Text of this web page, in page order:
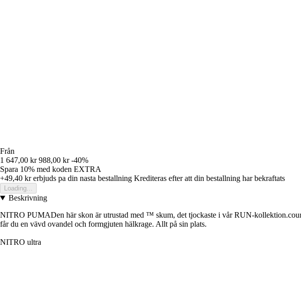
Från
1 647,00 kr 988,00 kr -40%
Spara 10% med koden EXTRA
+49,40 krerbjuds pa din nasta bestallning Krediteras efter att din bestallning har bekraftats
Loading...
Beskrivning
NITRO PUMADen här skon är utrustad med ™ skum, det tjockaste i vår RUN-
får du en vävd ovandel och formgjuten hälkrage. Allt på sin plats.
NITRO ultra